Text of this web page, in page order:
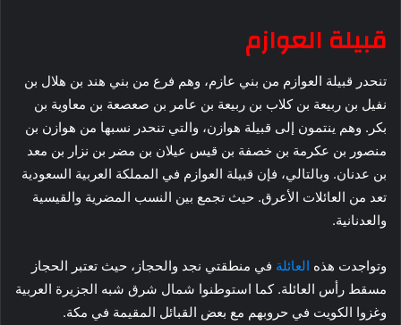
قبيلة العوازم
تنحدر قبيلة العوازم من بني عازم، وهم فرع من بني هند بن هلال بن
نفيل بن ربيعة بن كلاب بن ربيعة بن عامر بن صعصعة بن معاوية بن
بكر. وهم ينتمون إلى قبيلة هوازن، والتي تنحدر نسبها من هوازن بن
منصور بن عكرمة بن خصفة بن قيس عيلان بن مضر بن نزار بن معد
بن عدنان. وبالتالي، فإن قبيلة العوازم في المملكة العربية السعودية
تعد من العائلات الأعرق. حيث تجمع بين النسب المضرية والقيسية
والعدنانية.
وتواجدت هذه العائلة في منطقتي نجد والحجاز، حيث تعتبر الحجاز
مسقط رأس العائلة. كما استوطنوا شمال شرق شبه الجزيرة العربية
وغزوا الكويت في حروبهم مع بعض القبائل المقيمة في مكة.